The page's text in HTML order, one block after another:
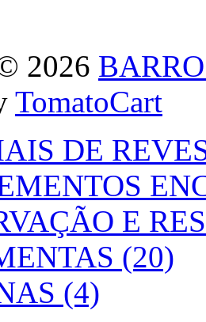
2026
TomatoCart
DE
E
(20)
(4)